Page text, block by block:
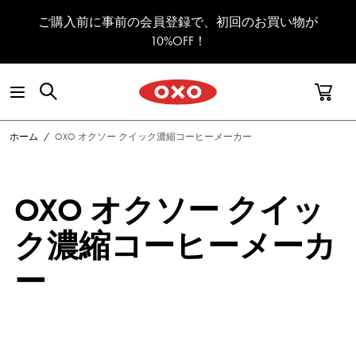
ご購入前に事前の会員登録で、初回のお買い物が
10%OFF！
ホーム / OXO オクソー クイック濃縮コーヒーメーカー
OXO オクソー クイッ
ク濃縮コーヒーメーカ
ー